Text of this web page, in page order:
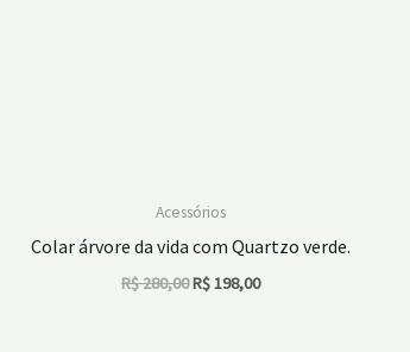
Acessórios
Colar árvore da vida com Quartzo verde.
R$280,00R$198,00